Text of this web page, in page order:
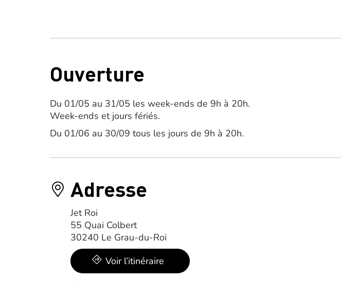
Ouverture
Du 01/05 au 31/05 les week-ends de 9h à 20h.
Week-ends et jours fériés.
Du 01/06 au 30/09 tous les jours de 9h à 20h.
Adresse
Jet Roi
55 Quai Colbert
30240 Le Grau-du-Roi
Voir l’itinéraire